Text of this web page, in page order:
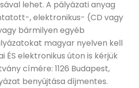
lehet. A pályázati anyag
, elektronikus- (CD vagy
bármilyen egyéb
magyar nyelven kell
ÉS elektronikus úton is kérjük
címére: 1126 Budapest,
benyújtása díjmentes.